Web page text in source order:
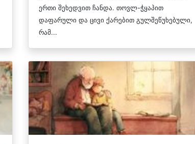
ერთი შეხედვით ჩანდა. თოვლ-ჭყაპით
დაფარული და ცივი ქარებით გულშეწუხებული,
რამ...